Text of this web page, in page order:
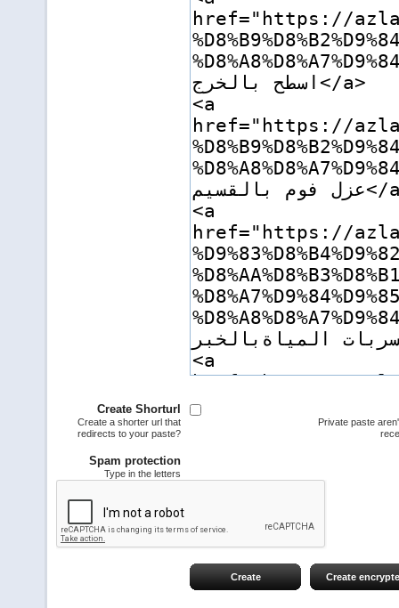
Create Shorturl
Create a shorter url that
redirects to your paste?
Private paste
Spam protection
Type in the letters
Create Create